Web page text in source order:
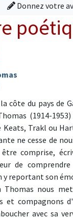
Donnez votre
côte du pays de
(1914-
Keats, Trakl ou
ne cesse de
comprise,
de
y reportant son
Thomas nous
et compagnons
avec sa